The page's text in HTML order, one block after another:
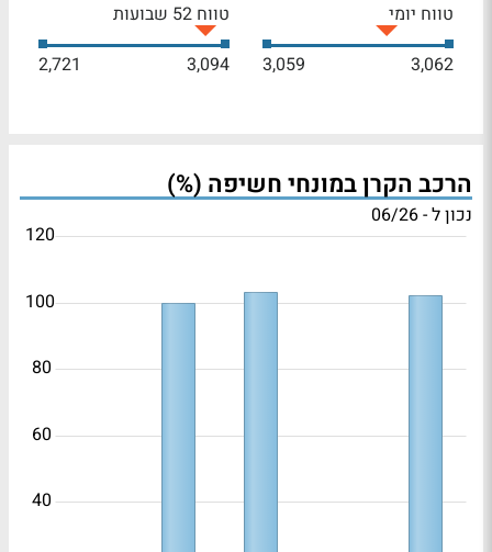
טווח יומי
3,062
3,059
טווח 52 שבועות
3,094
2,721
הרכב הקרן במונחי חשיפה (%)
נכון ל - 06/26
40
60
80
100
120